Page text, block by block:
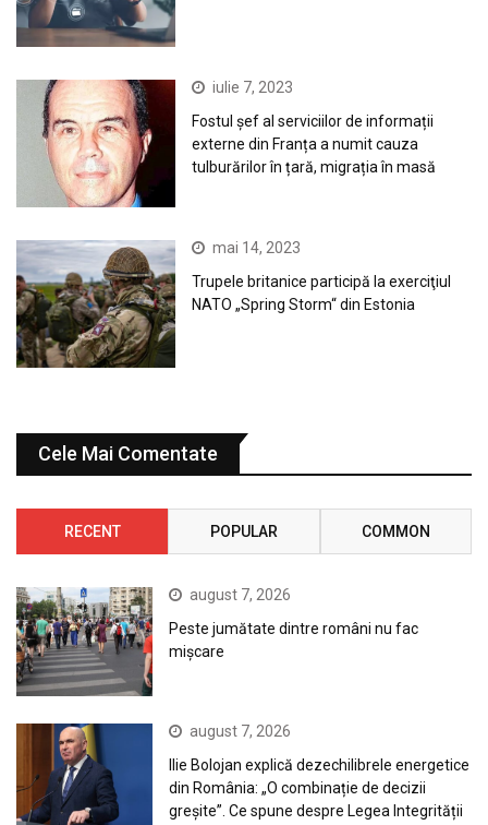
iulie 7, 2023
Fostul șef al serviciilor de informații
externe din Franța a numit cauza
tulburărilor în țară, migrația în masă
mai 14, 2023
Trupele britanice participă la exerciţiul
NATO „Spring Storm“ din Estonia
Cele Mai Comentate
RECENT POPULAR COMMON
august 7, 2026
Peste jumătate dintre români nu fac
mișcare
august 7, 2026
Ilie Bolojan explică dezechilibrele energetice
din România: „O combinație de decizii
greșite”. Ce spune despre Legea Integrității